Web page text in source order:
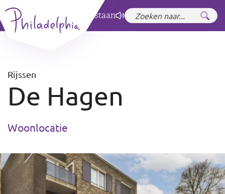
Zet hoog contrastaan
Rijssen
De Hagen
Woonlocatie